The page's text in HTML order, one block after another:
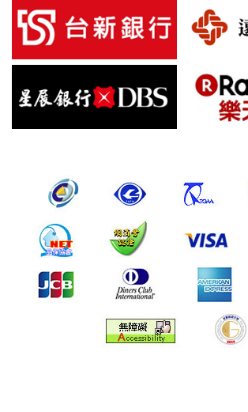
請妥善保管您在本公司及相關企業伙伴網站的
人資料，不要將任何資料、密碼提供給任何
本公司相關企業伙伴網站所提供的服務後，
問或訂購時，請立即通知本站。